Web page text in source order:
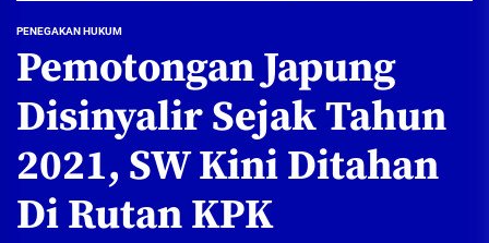
PENEGAKAN HUKUM
Pemotongan Japung
Disinyalir Sejak Tahun
2021, SW Kini Ditahan
Di Rutan KPK